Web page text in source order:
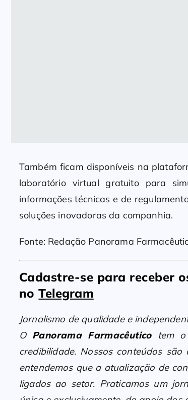
Também ficam disponíveis na
laboratório virtual gratuito para
informações técnicas e de
soluções inovadoras da companhia.
Fonte: Redação Panorama
Cadastre-se para receber
noTelegram
Jornalismo de qualidade e
O Panorama Farmacêuticotem o
credibilidade. Nossos conteúdos
entendemos que a atualização de
ligados ao setor. Praticamos um